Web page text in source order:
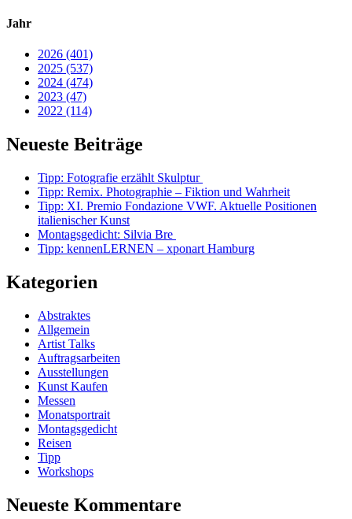
Jahr
2026 (401)
2025 (537)
2024 (474)
2023 (47)
2022 (114)
Neueste Beiträge
Tipp: Fotografie erzählt Skulptur
Tipp: Remix. Photographie – Fiktion und Wahrheit
Tipp: XI. Premio Fondazione VWF. Aktuelle Positionen
italienischer Kunst
Montagsgedicht: Silvia Bre
Tipp: kennenLERNEN – xponart Hamburg
Kategorien
Abstraktes
Allgemein
Artist Talks
Auftragsarbeiten
Ausstellungen
Kunst Kaufen
Messen
Monatsportrait
Montagsgedicht
Reisen
Tipp
Workshops
Neueste Kommentare